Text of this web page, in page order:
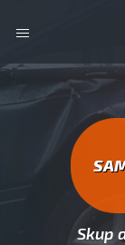
AUTO
Skup